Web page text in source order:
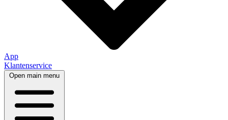
App
Klantenservice
Open main menu